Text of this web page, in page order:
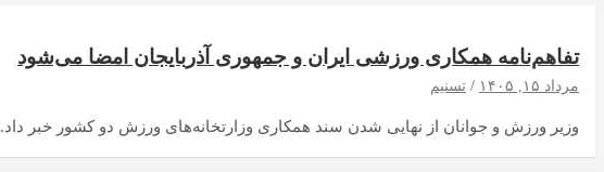
تفاهم‌نامه همکاری ورزشی ایران و جمهوری آذربایجان امضا می‌شود
مرداد ۱۵, ۱۴۰۵ تسنیم
وزیر ورزش و جوانان از نهایی شدن سند همکاری وزارتخانه‌های ورزش دو کشور خبر داد.